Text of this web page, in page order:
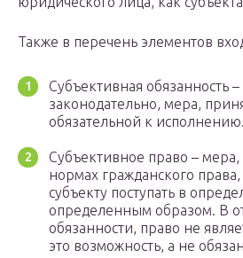
Также в перечень элементов
Субъективная обязанность
законодательно, мера,
обязательной к исполнению.
Субъективное право –
нормах гражданского
субъекту поступать в
определенным образом. В
обязанности, право не
это возможность, а не